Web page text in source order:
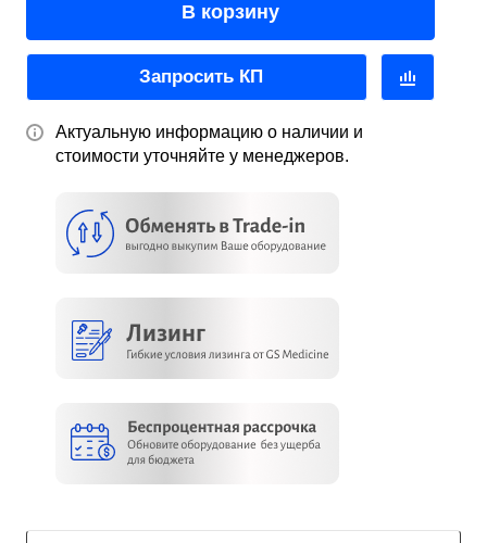
В корзину
Запросить КП
Актуальную информацию о наличии и
стоимости уточняйте у менеджеров.